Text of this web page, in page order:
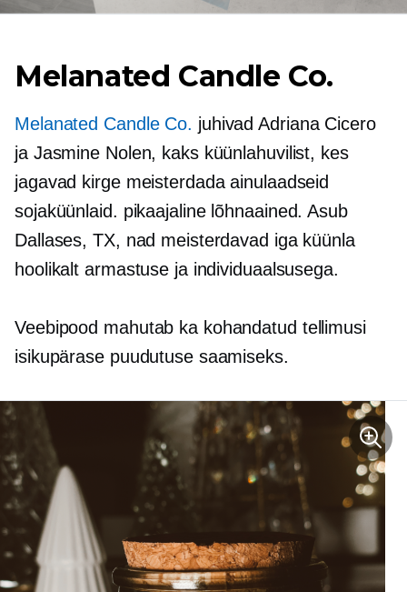
Melanated Candle Co.
Melanated Candle Co. juhivad Adriana Cicero
ja Jasmine Nolen, kaks küünlahuvilist, kes
jagavad kirge meisterdada ainulaadseid
sojaküünlaid. pikaajalinelõhnaained. Asub
Dallases, TX, nad meisterdavad iga küünla
hoolikalt armastuse ja individuaalsusega.
Veebipood mahutab ka kohandatud tellimusi
isikupärase puudutuse saamiseks.